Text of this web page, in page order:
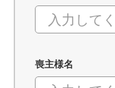
喪主様名